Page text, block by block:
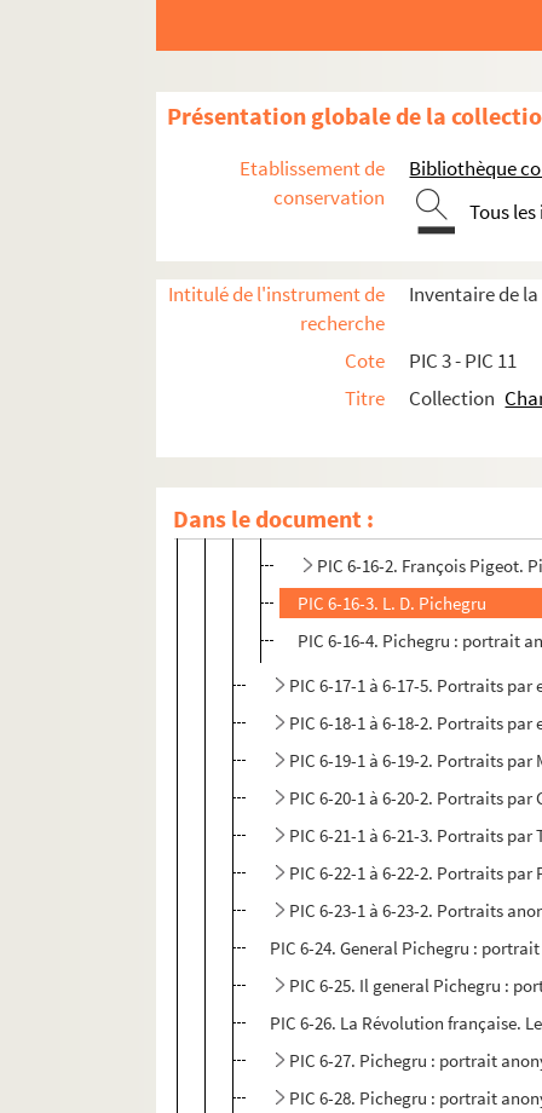
Présentation globale de la
Etablissement de
conservation
Bibliothèque
Tous
Intitulé de l'instrument de
recherche
Inventaire de
Cote
PIC 3 - PIC 11
Titre
Collection
Dans le document :
PIC 6-6. Stéphane Pannemaker.
PIC 6-8. Wysman. Eerzuil voor den
PIC 6-9-1 à 6-9-2. Portraits par
PIC 6-11-1 à 6-11-8. Portraits
PIC 6-12-1 à 6-12-2. Portraits
PIC 6-13-1 à 6-13-9. Portraits
PIC 6-14-1 à 6-14-2. Portraits
PIC 6-16-1 à 6-16-4. Portraits par
PIC 6-16-1. William
PIC 6-16-2. François Pigeot.
PIC 6-16-3. L. D. Pichegru
PIC 6-16-4. Pichegru : portrait
PIC 6-17-1 à 6-17-5. Portraits
PIC 6-18-1 à 6-18-2. Portraits
PIC 6-19-1 à 6-19-2. Portraits
PIC 6-20-1 à 6-20-2. Portraits
PIC 6-21-1 à 6-21-3. Portraits
PIC 6-22-1 à 6-22-2. Portraits
PIC 6-23-1 à 6-23-2. Portraits
PIC 6-24. General Pichegru :
PIC 6-25. Il general Pichegru :
PIC 6-26. La Révolution française.
PIC 6-27. Pichegru : portrait
PIC 6-28. Pichegru : portrait